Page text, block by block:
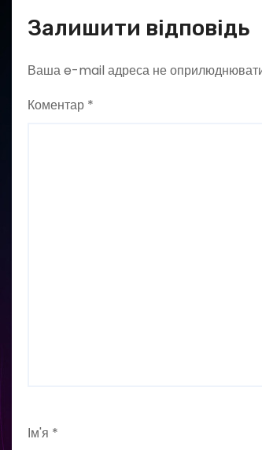
Залишити відповідь
Ваша e-mail адреса не
Коментар *
Ім'я *